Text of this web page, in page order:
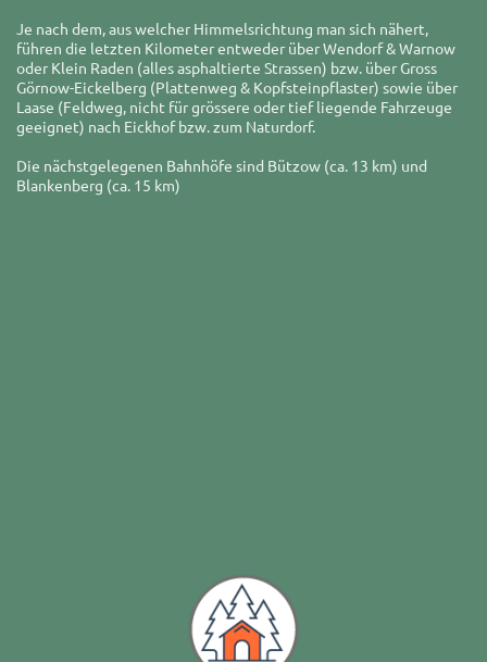
Je nach dem, aus welcher Himmelsrichtung man sich nähert,
führen die letzten Kilometer entweder über Wendorf & Warnow
oder Klein Raden (alles asphaltierte Strassen) bzw. über Gross
Görnow-Eickelberg (Plattenweg & Kopfsteinpflaster) sowie über
Laase (Feldweg, nicht für grössere oder tief liegende Fahrzeuge
geeignet) nach Eickhof bzw. zum Naturdorf.
Die nächstgelegenen Bahnhöfe sind Bützow (ca. 13 km) und
Blankenberg (ca. 15 km)